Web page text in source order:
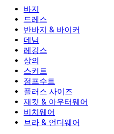
바지
바지
조거
작업 바지
플로우 팬츠
드레스
드레스
액티브 드레스
맥시 & 미디 드레스
미니 드레스
반바지 & 바이커
반바지 & 바이커
바이커
데님 반바지
2.5인치 반바지
데님
데님
데님 레깅스
와이드 진
데님 반바지
데님 스커트
레깅스
레깅스
데님 레깅스
힙업 레깅스
요가 레깅스
상의
상의
스포츠 브라
티셔츠
스커트
스커트
액티브 스커트
미니 스커트
맥시 & 미디 스커트
점프수트
점프수트
오버롤
롬퍼
플러스 사이즈
플러스 사이즈
플러스 사이즈 하의
플러스 사이즈 상의
플러스 사이즈 드레스
재킷 & 아우터웨어
재킷 & 아우터웨어
재킷 & 아우터웨어
아우터웨어
비치웨어
비치웨어
수영복 상의
브라 & 언더웨어
브라 & 언더웨어